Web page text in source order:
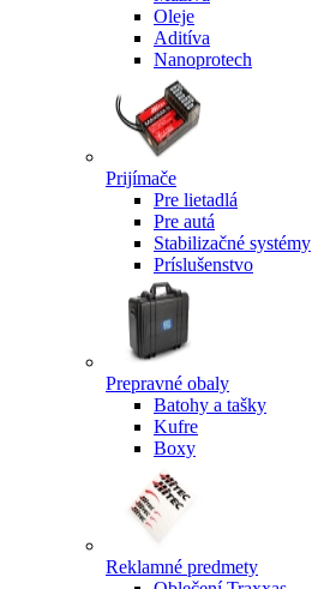
Oleje
Aditíva
Nanoprotech
Prijímače
Pre lietadlá
Pre autá
Stabilizačné systémy
Príslušenstvo
Prepravné obaly
Batohy a tašky
Kufre
Boxy
Reklamné predmety